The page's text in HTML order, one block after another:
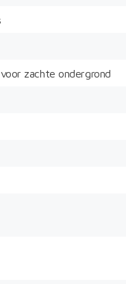
zachte ondergrond